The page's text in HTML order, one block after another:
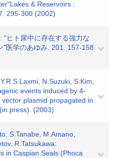
& Reservoirs :
295-300 (2002)
"ヒト尿中に存在する強力な
"医学のあゆみ. 201. 157-158
Laxmi, N.Suzuki, S.Kim,
events induced by 4-
plasmid propagated in
press). (2003)
S.Tanabe, M.Amano,
R.Tatsukawa:
in Caspian Seals (Phoca